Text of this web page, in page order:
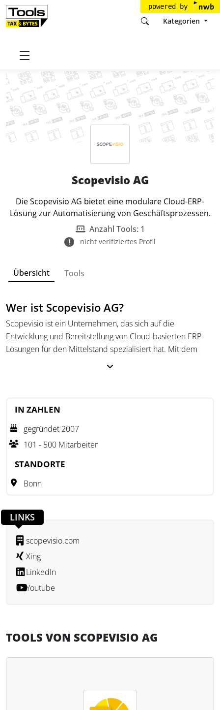
powered by
Kategorien
Startseite
Scopevisio AG
Die Scopevisio AG bietet eine modulare Cloud-ERP-
Lösung zur Automatisierung von Geschäftsprozessen.
Anzahl Tools: 1
nicht verifiziertes Profil
Übersicht Tools
Wer ist Scopevisio AG?
Scopevisio ist ein Unternehmen, das sich auf die
Entwicklung und Bereitstellung von Cloud-basierten ERP-
Lösungen für den Mittelstand spezialisiert hat. Mit dem
Neben der Softwareentwicklung bietet Scopevisio
Unternehmen bei der Digitalisierung zu begleiten. Dabei
setzt das Unternehmen auf eine enge Zusammenarbeit mit
seinen Kunden und eine kontinuierliche Weiterentwicklung
Unternehmensführung gerecht zu werden.
IN ZAHLEN
gegründet 2007
101 - 500 Mitarbeiter
STANDORTE
Bonn
LINKS
scopevisio.com
Xing
LinkedIn
Youtube
TOOLS VON SCOPEVISIO AG